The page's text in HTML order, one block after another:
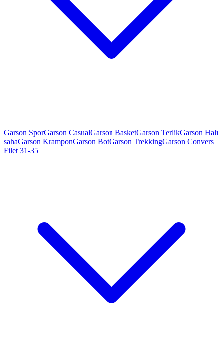
Garson SporGarson CasualGarson BasketGarson TerlikGarson Halı
sahaGarson KramponGarson BotGarson TrekkingGarson Convers
Filet 31-35